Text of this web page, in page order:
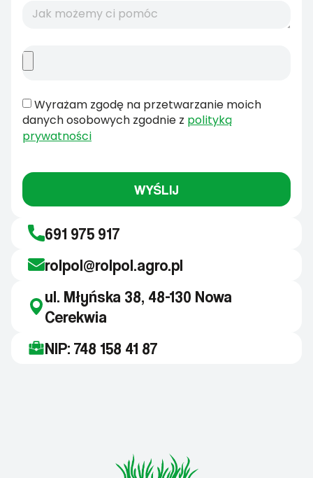
Wyrażam zgodę na przetwarzanie moich
danych osobowych zgodnie z polityką
prywatności
WYŚLIJ
691 975 917
rolpol@rolpol.agro.pl
ul. Młyńska 38, 48-130 Nowa
Cerekwia
NIP: 748 158 41 87